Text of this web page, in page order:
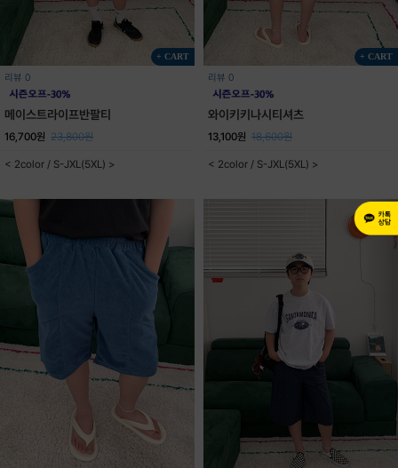
+ CART
리뷰 0
메이스트라이프반팔티
16,700원 23,800원
< 2color / S-JXL(5XL) >
+ CART
리뷰 0
와이키키나시티셔츠
13,100원 18,600원
< 2color / S-JXL(5XL) >